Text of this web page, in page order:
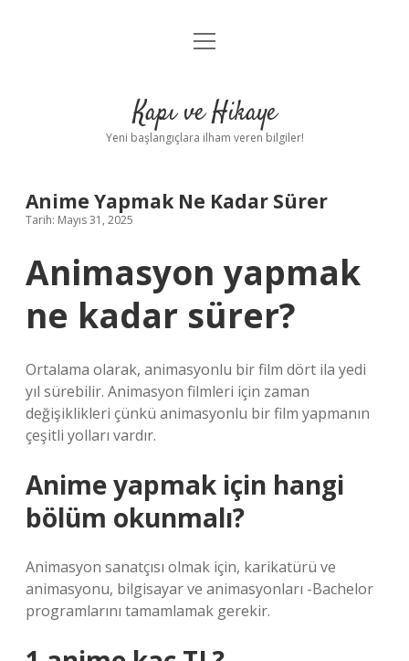
Anasayfa
Yasal Uyarı
menüyü
Kapı ve Hikaye
Yeni başlangıçlara ilham veren bilgiler!
Anime Yapmak Ne Kadar Sürer
Tarih: Mayıs 31, 2025
Animasyon yapmak
ne kadar sürer?
Ortalama olarak, animasyonlu bir film dört ila yedi
yıl sürebilir. Animasyon filmleri için zaman
değişiklikleri çünkü animasyonlu bir film yapmanın
çeşitli yolları vardır.
Anime yapmak için hangi
bölüm okunmalı?
Animasyon sanatçısı olmak için, karikatürü ve
animasyonu, bilgisayar ve animasyonları -Bachelor
programlarını tamamlamak gerekir.